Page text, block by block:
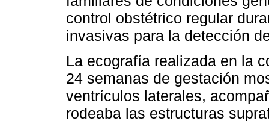
control obstétrico regular
invasivas para la detección
La ecografía realizada en la
24 semanas de gestación
ventrículos laterales,
rodeaba las estructuras